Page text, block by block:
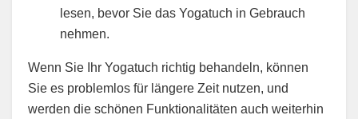
lesen, bevor Sie das Yogatuch in Gebrauch
nehmen.
Wenn Sie Ihr Yogatuch richtig behandeln, können
Sie es problemlos für längere Zeit nutzen, und
werden die schönen Funktionalitäten auch weiterhin